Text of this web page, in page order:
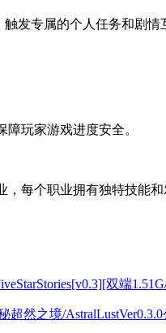
发专属的个人任务和剧
玩家游戏进度安全。
每个职业拥有独特技能和
双端
超然之境/